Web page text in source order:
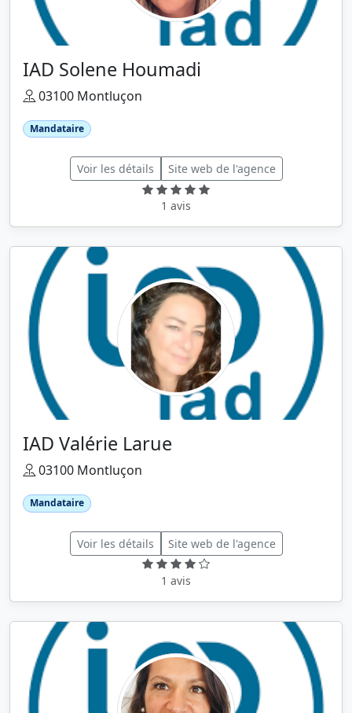
IAD Solene Houmadi
03100 Montluçon
Mandataire
Voir les détails Site web de l'agence
1 avis
IAD Valérie Larue
03100 Montluçon
Mandataire
Voir les détails Site web de l'agence
1 avis